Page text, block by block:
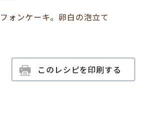
ォンケーキ。卵白の泡立て
このレシピを印刷する